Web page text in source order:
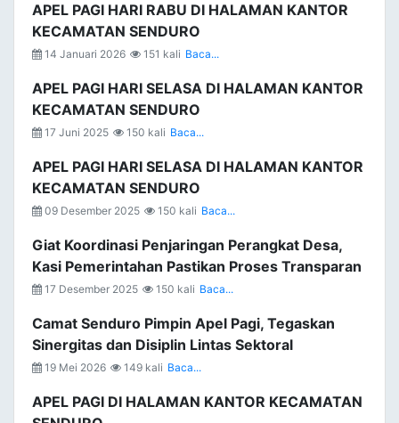
APEL PAGI HARI RABU DI HALAMAN KANTOR
KECAMATAN SENDURO
14 Januari 2026 151 kali Baca...
APEL PAGI HARI SELASA DI HALAMAN KANTOR
KECAMATAN SENDURO
17 Juni 2025 150 kali Baca...
APEL PAGI HARI SELASA DI HALAMAN KANTOR
KECAMATAN SENDURO
09 Desember 2025 150 kali Baca...
Giat Koordinasi Penjaringan Perangkat Desa,
Kasi Pemerintahan Pastikan Proses Transparan
17 Desember 2025 150 kali Baca...
Camat Senduro Pimpin Apel Pagi, Tegaskan
Sinergitas dan Disiplin Lintas Sektoral
19 Mei 2026 149 kali Baca...
APEL PAGI DI HALAMAN KANTOR KECAMATAN